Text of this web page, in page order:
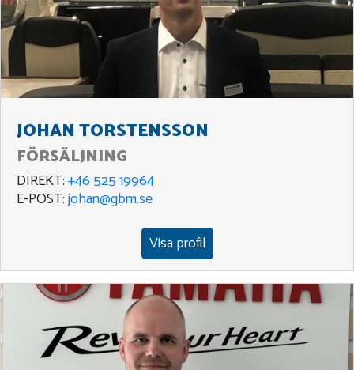
JOHAN TORSTENSSON
FÖRSÄLJNING
DIREKT:+46 525 19964
E-POST:johan@gbm.se
Visa profil